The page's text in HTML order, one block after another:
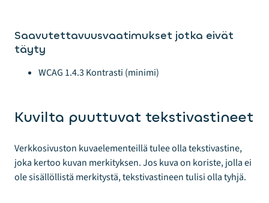
Saavutettavuusvaatimukset jotka eivät
täyty
WCAG 1.4.3 Kontrasti (minimi)
Kuvilta puuttuvat tekstivastineet
Verkkosivuston kuvaelementeillä tulee olla tekstivastine,
joka kertoo kuvan merkityksen. Jos kuva on koriste, jolla ei
ole sisällöllistä merkitystä, tekstivastineen tulisi olla tyhjä.